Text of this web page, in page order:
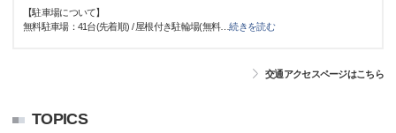
【駐車場について】
無料駐車場：41台(先着順) / 屋根付き駐輪場(無料…続きを読む
交通アクセスページはこちら
TOPICS